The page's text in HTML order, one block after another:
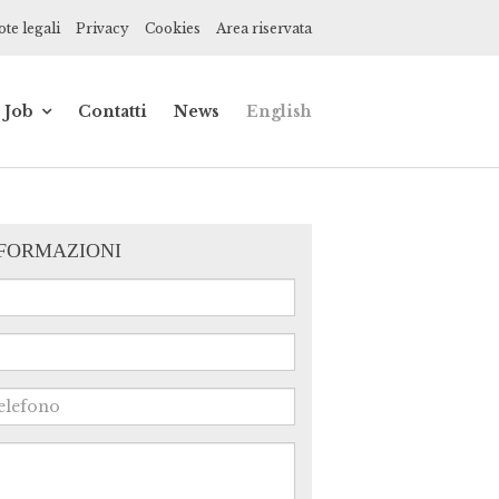
legali Privacy Cookies Area riservata
Job
Contatti News English